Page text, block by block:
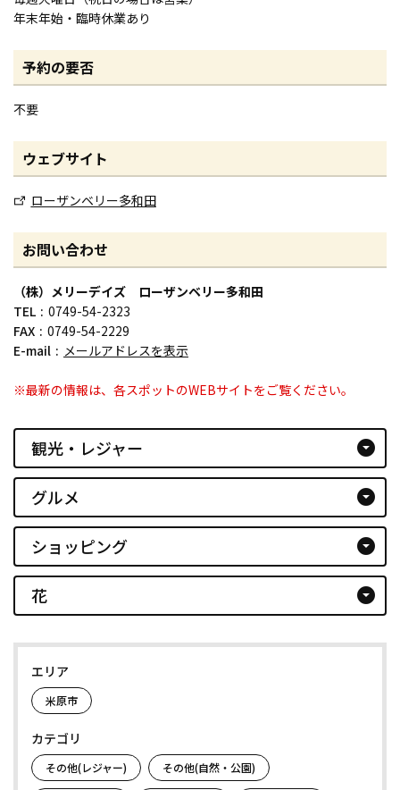
年末年始・臨時休業あり
予約の要否
不要
ウェブサイト
ローザンベリー多和田
お問い合わせ
（株）メリーデイズ ローザンベリー多和田
TEL
0749-54-2323
FAX
0749-54-2229
E-mail
メールアドレスを表示
※最新の情報は、各スポットのWEBサイトをご覧ください。
観光・レジャー arrow_drop_down_circle
グルメ arrow_drop_down_circle
ショッピング arrow_drop_down_circle
花 arrow_drop_down_circle
エリア
米原市
カテゴリ
その他(レジャー) その他(自然・公園)